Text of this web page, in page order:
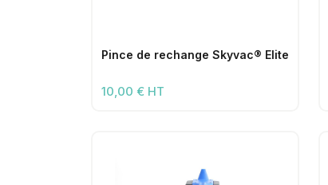
Pince de rechange Skyvac® Elite
10,00 € HT